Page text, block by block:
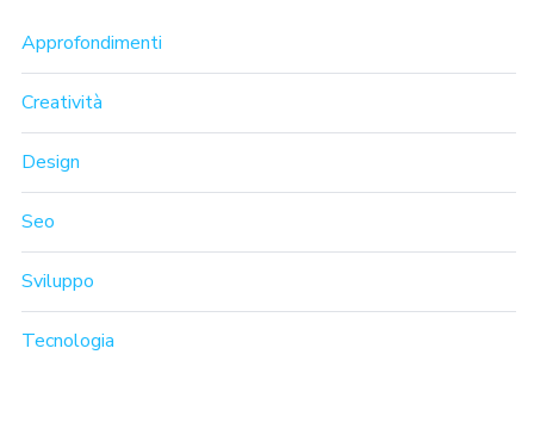
Approfondimenti
Creatività
Design
Seo
Sviluppo
Tecnologia